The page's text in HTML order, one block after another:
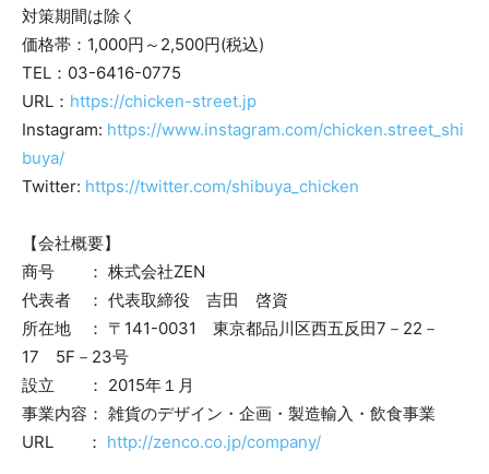
対策期間は除く
価格帯：1,000円～2,500円(税込)
TEL：03-6416-0775
URL： https://chicken-street.jp
Instagram: https://www.instagram.com/chicken.street_shi
buya/
Twitter: https://twitter.com/shibuya_chicken
【会社概要】
商号 ： 株式会社ZEN
代表者 ： 代表取締役 吉田 啓資
所在地 ： 〒141-0031 東京都品川区西五反田7－22－
17 5F－23号
設立 ： 2015年１月
事業内容： 雑貨のデザイン・企画・製造輸入・飲食事業
URL ： http://zenco.co.jp/company/